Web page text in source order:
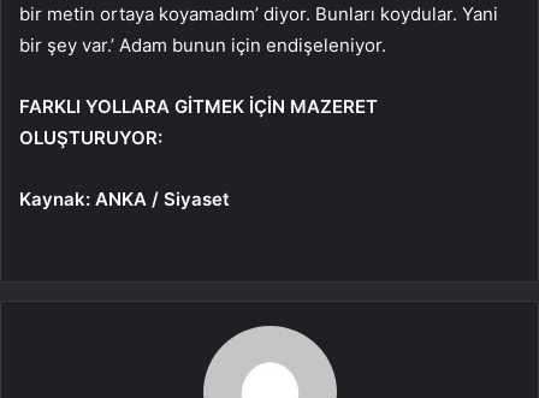
bir metin ortaya koyamadım’ diyor. Bunları koydular. Yani
bir şey var.’ Adam bunun için endişeleniyor.
FARKLI YOLLARA GİTMEK İÇİN MAZERET
OLUŞTURUYOR:
Kaynak: ANKA / Siyaset